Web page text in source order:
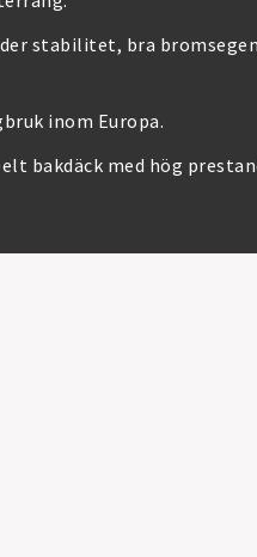
stabilitet, bra
inom Europa.
bakdäck med hög